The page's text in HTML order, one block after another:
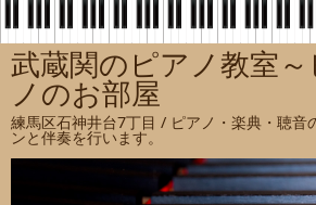
武蔵関のピアノ教室～
ノのお部屋
練馬区石神井台7丁目 / ピアノ・楽典・聴音
ンと伴奏を行います。